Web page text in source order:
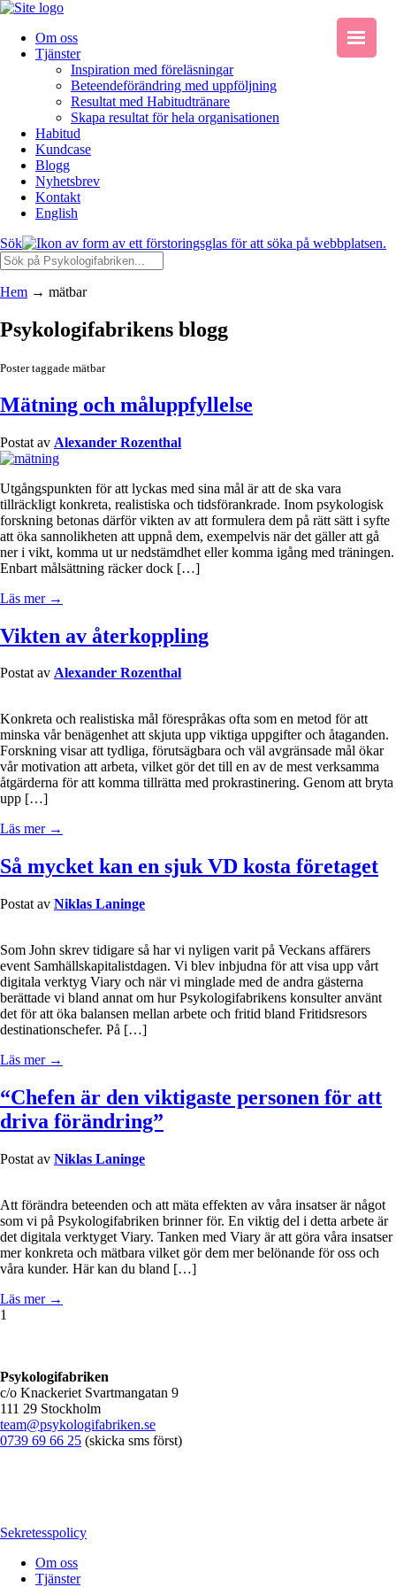
Om oss
Tjänster
Inspiration med föreläsningar
Beteendeförändring med uppföljning
Resultat med Habitudtränare
Skapa resultat för hela organisationen
Habitud
Kundcase
Blogg
Nyhetsbrev
Kontakt
English
Sök
Hem → mätbar
Psykologifabrikens blogg
Poster taggade mätbar
Mätning och måluppfyllelse
Postat av Alexander Rozenthal
Utgångspunkten för att lyckas med sina mål är att de ska vara
tillräckligt konkreta, realistiska och tidsförankrade. Inom psykologisk
forskning betonas därför vikten av att formulera dem på rätt sätt i syfte
att öka sannolikheten att uppnå dem, exempelvis när det gäller att gå
ner i vikt, komma ut ur nedstämdhet eller komma igång med träningen.
Enbart målsättning räcker dock […]
Läs mer →
Vikten av återkoppling
Postat av Alexander Rozenthal
Konkreta och realistiska mål förespråkas ofta som en metod för att
minska vår benägenhet att skjuta upp viktiga uppgifter och åtaganden.
Forskning visar att tydliga, förutsägbara och väl avgränsade mål ökar
vår motivation att arbeta, vilket gör det till en av de mest verksamma
åtgärderna för att komma tillrätta med prokrastinering. Genom att bryta
upp […]
Läs mer →
Så mycket kan en sjuk VD kosta företaget
Postat av Niklas Laninge
Som John skrev tidigare så har vi nyligen varit på Veckans affärers
event Samhällskapitalistdagen. Vi blev inbjudna för att visa upp vårt
digitala verktyg Viary och när vi minglade med de andra gästerna
berättade vi bland annat om hur Psykologifabrikens konsulter använt
det för att öka balansen mellan arbete och fritid bland Fritidsresors
destinationschefer. På […]
Läs mer →
“Chefen är den viktigaste personen för att
driva förändring”
Postat av Niklas Laninge
Att förändra beteenden och att mäta effekten av våra insatser är något
som vi på Psykologifabriken brinner för. En viktig del i detta arbete är
det digitala verktyget Viary. Tanken med Viary är att göra våra insatser
mer konkreta och mätbara vilket gör dem mer belönande för oss och
våra kunder. Här kan du bland […]
Läs mer →
1
Psykologifabriken
c/o Knackeriet Svartmangatan 9
111 29 Stockholm
team@psykologifabriken.se
0739 69 66 25 (skicka sms först)
Sekretesspolicy
Om oss
Tjänster